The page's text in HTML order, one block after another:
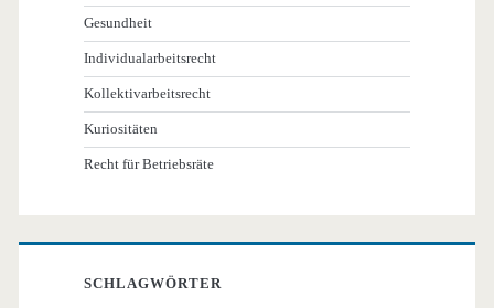
Gesundheit
Individualarbeitsrecht
Kollektivarbeitsrecht
Kuriositäten
Recht für Betriebsräte
SCHLAGWÖRTER